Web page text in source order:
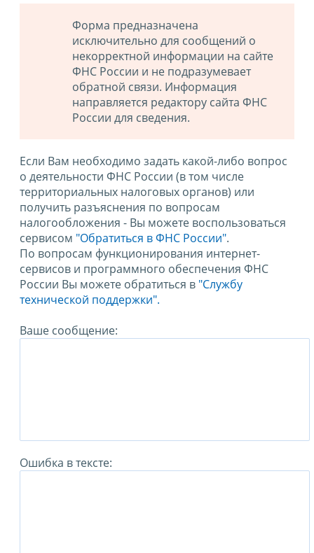
Форма предназначена
исключительно для сообщений о
некорректной информации на сайте
ФНС России и не подразумевает
обратной связи. Информация
направляется редактору сайта ФНС
России для сведения.
Если Вам необходимо задать какой-либо вопрос
о деятельности ФНС России (в том числе
территориальных налоговых органов) или
получить разъяснения по вопросам
налогообложения - Вы можете воспользоваться
сервисом "Обратиться в ФНС России".
По вопросам функционирования интернет-
сервисов и программного обеспечения ФНС
России Вы можете обратиться в "Службу
технической поддержки".
Ваше сообщение:
Ошибка в тексте: